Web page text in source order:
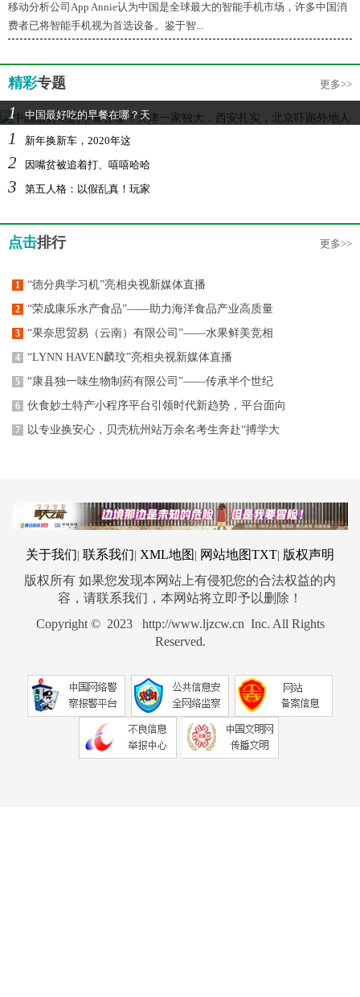
移动分析公司App Annie认为中国是全球最大的智能手机市场，许多中国消
费者已将智能手机视为首选设备。鉴于智...
精彩专题 更多>>
1 中国最好吃的早餐在哪？天
1 新年换新车，2020年这
2 因嘴贫被追着打、嘻嘻哈哈
3 第五人格：以假乱真！玩家
点击排行 更多>>
1 “德分典学习机”亮相央视新媒体直播
2 “荣成康乐水产食品”——助力海洋食品产业高质量
3 “果奈思贸易（云南）有限公司”——水果鲜美竞相
4 “LYNN HAVEN麟玟”亮相央视新媒体直播
5 “康县独一味生物制药有限公司”——传承半个世纪
6 伙食妙土特产小程序平台引领时代新趋势，平台面向
7 以专业换安心，贝壳杭州站万余名考生奔赴“搏学大
关于我们 联系我们 XML地图 网站地图TXT 版权声明
版权所有 如果您发现本网站上有侵犯您的合法权益的内
容，请联系我们，本网站将立即予以删除！
Copyright © 2023 http://www.ljzcw.cn Inc. All Rights
Reserved.